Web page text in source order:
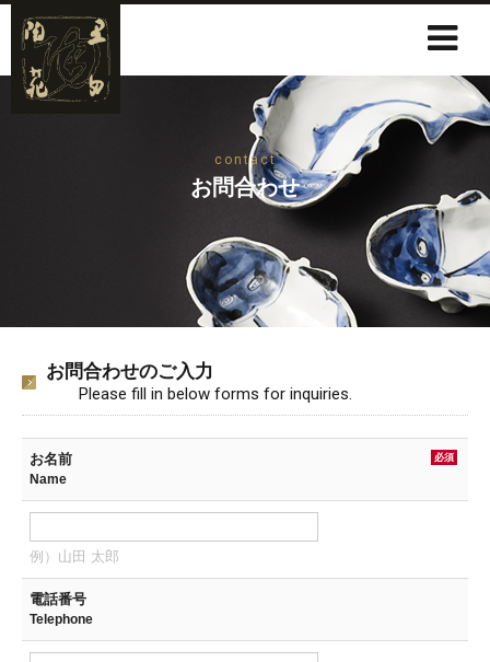
contact
お問合わせ
お問合わせのご入力
Please fill in below forms for inquiries.
お名前 必須
Name
例）山田 太郎
電話番号
Telephone